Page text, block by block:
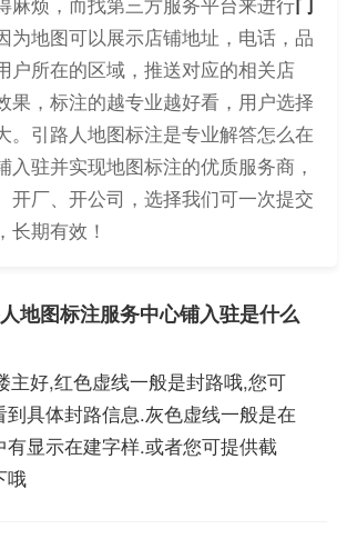
为地图可以展示店铺地址，电话，品
户所在的区域，推送对应的相关店
果，标注的越专业越好看，用户选择
。引路人地图标注是专业解答怎么在
入驻并实现地图标注的优质服务商，
开厂、开公司，选择我们可一次提交
长期有效！
地图标注服务中心铺入驻是什么
主好,红色虚线一般是封路哦,您可
到具体封路信息.灰色虚线一般是在
显示在建字样.或者您可提供截
哦